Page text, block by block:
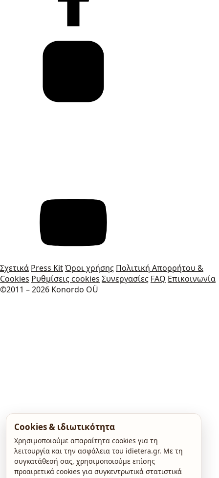
Σχετικά Press KitΌροι χρήσης Πολιτική Απορρήτου &
Cookies Ρυθμίσεις cookies Συνεργασίες FAQ Επικοινωνία
©2011 – 2026 Konordo OÜ
Cookies & ιδιωτικότητα
Χρησιμοποιούμε απαραίτητα cookies για τη
λειτουργία και την ασφάλεια του idietera.gr. Με τη
συγκατάθεσή σας, χρησιμοποιούμε επίσης
προαιρετικά cookies για συγκεντρωτικά στατιστικά